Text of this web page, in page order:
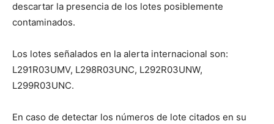
descartar la presencia de los lotes posiblemente
contaminados.
Los lotes señalados en la alerta internacional son:
L291R03UMV, L298R03UNC, L292R03UNW,
L299R03UNC.
En caso de detectar los números de lote citados en su